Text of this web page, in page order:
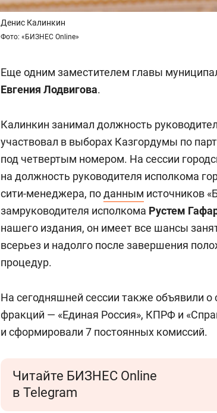
Денис Калинкин
Фото: «БИЗНЕС Online»
Еще одним заместителем главы
Евгения Лодвигова.
Калинкин занимал должность
участвовал в выборах Казгордумы по
под четвертым номером. На сессии
на должность руководителя исполкома
сити-менеджера, поданным источников
замруководителя исполкома Рустем
нашего издания, он имеет все шансы
всерьез и надолго после завершения
процедур.
На сегодняшней сессии также объявили о
фракций — «Единая Россия», КПРФ и
и сформировали 7 постоянных комиссий.
Читайте БИЗНЕС Online
в Telegram